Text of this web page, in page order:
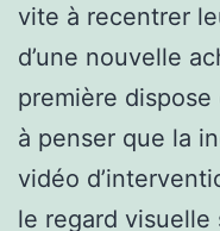
vite à recentrer
d’une nouvelle
première
à penser que la
vidéo
le regard